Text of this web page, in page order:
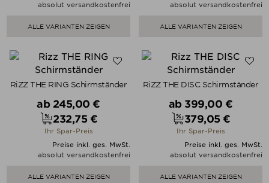
absolut versandkostenfrei
ALLE VARIANTEN ZEIGEN
absolut versandkostenfrei
ALLE VARIANTEN ZEIGEN
RiZZ THE RING Schirmständer
Verkaufspreis
ab 245,00 €
Preis
232,75 €
Ihr Spar-Preis
Preise inkl. ges. MwSt.
absolut versandkostenfrei
ALLE VARIANTEN ZEIGEN
RiZZ THE DISC Schirmständer
Verkaufspreis
ab 399,00 €
Preis
379,05 €
Ihr Spar-Preis
Preise inkl. ges. MwSt.
absolut versandkostenfrei
ALLE VARIANTEN ZEIGEN